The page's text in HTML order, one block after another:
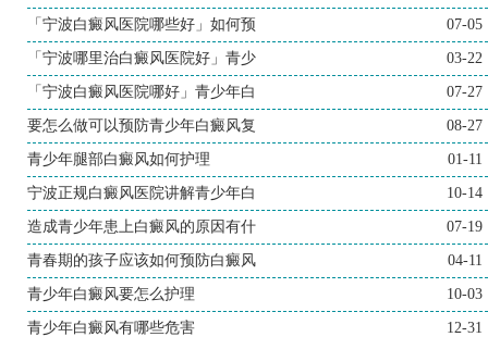
「宁波白癜风医院哪些好」如何预 07-05
「宁波哪里治白癜风医院好」青少 03-22
「宁波白癜风医院哪好」青少年白 07-27
要怎么做可以预防青少年白癜风复 08-27
青少年腿部白癜风如何护理 01-11
宁波正规白癜风医院讲解青少年白 10-14
造成青少年患上白癜风的原因有什 07-19
青春期的孩子应该如何预防白癜风 04-11
青少年白癜风要怎么护理 10-03
青少年白癜风有哪些危害 12-31